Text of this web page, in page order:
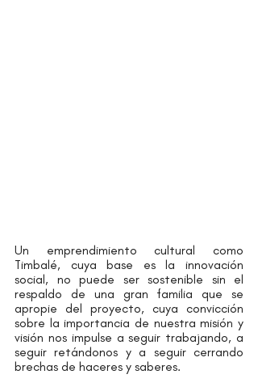
Un emprendimiento cultural como
Timbalé, cuya base es la innovación
social, no puede ser sostenible sin el
respaldo de una gran familia que se
apropie del proyecto, cuya convicción
sobre la importancia de nuestra misión y
visión nos impulse a seguir trabajando, a
seguir retándonos y a seguir cerrando
brechas de haceres y saberes.